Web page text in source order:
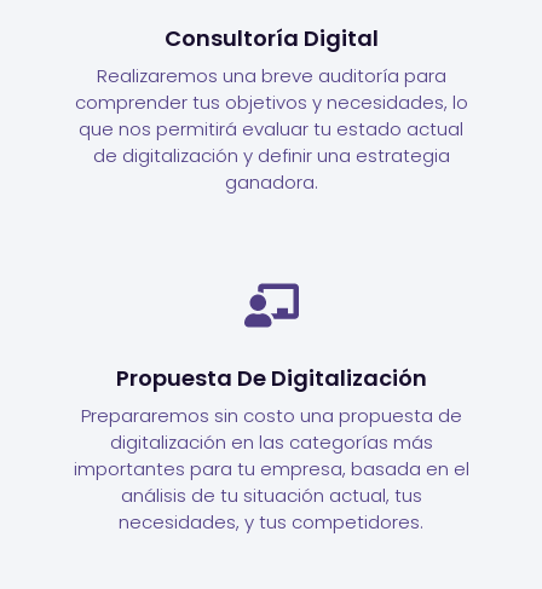
Consultoría Digital
Realizaremos una breve auditoría para
comprender tus objetivos y necesidades, lo
que nos permitirá evaluar tu estado actual
de digitalización y definir una estrategia
ganadora.
Propuesta De Digitalización
Prepararemos sin costo una propuesta de
digitalización en las categorías más
importantes para tu empresa, basada en el
análisis de tu situación actual, tus
necesidades, y tus competidores.